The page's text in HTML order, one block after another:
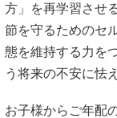
方」を再学習させ
節を守るためのセ
態を維持する力を
う将来の不安に怯
お子様からご年配